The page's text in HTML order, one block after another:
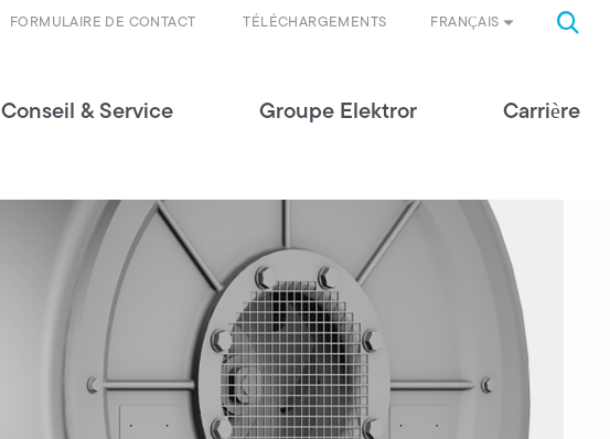
FRANÇAIS
TÉLÉCHARGEMENTS
FORMULAIRE DE CONTACT
Conseil & Service Groupe Elektror Carrière